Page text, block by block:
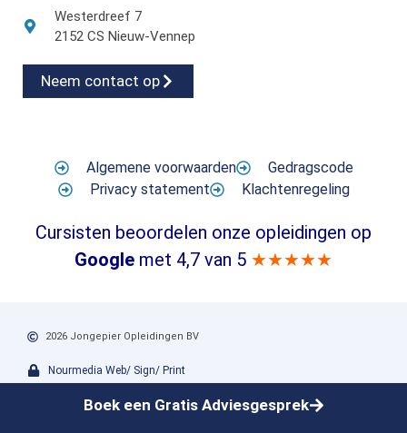
Boek een Gratis Adviesgesprek
Westerdreef 7
2152 CS Nieuw-Vennep
Neem contact op
Algemene voorwaarden
Gedragscode
Privacy statement
Klachtenregeling
Cursisten beoordelen onze opleidingen op
Google met 4,7 van 5 ★★★★★
2026 Jongepier Opleidingen BV
Nourmedia Web/ Sign/ Print
Jongepier Opleidingen